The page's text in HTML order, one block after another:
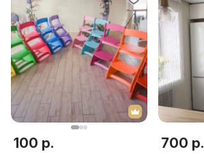
100 р. 700 р.